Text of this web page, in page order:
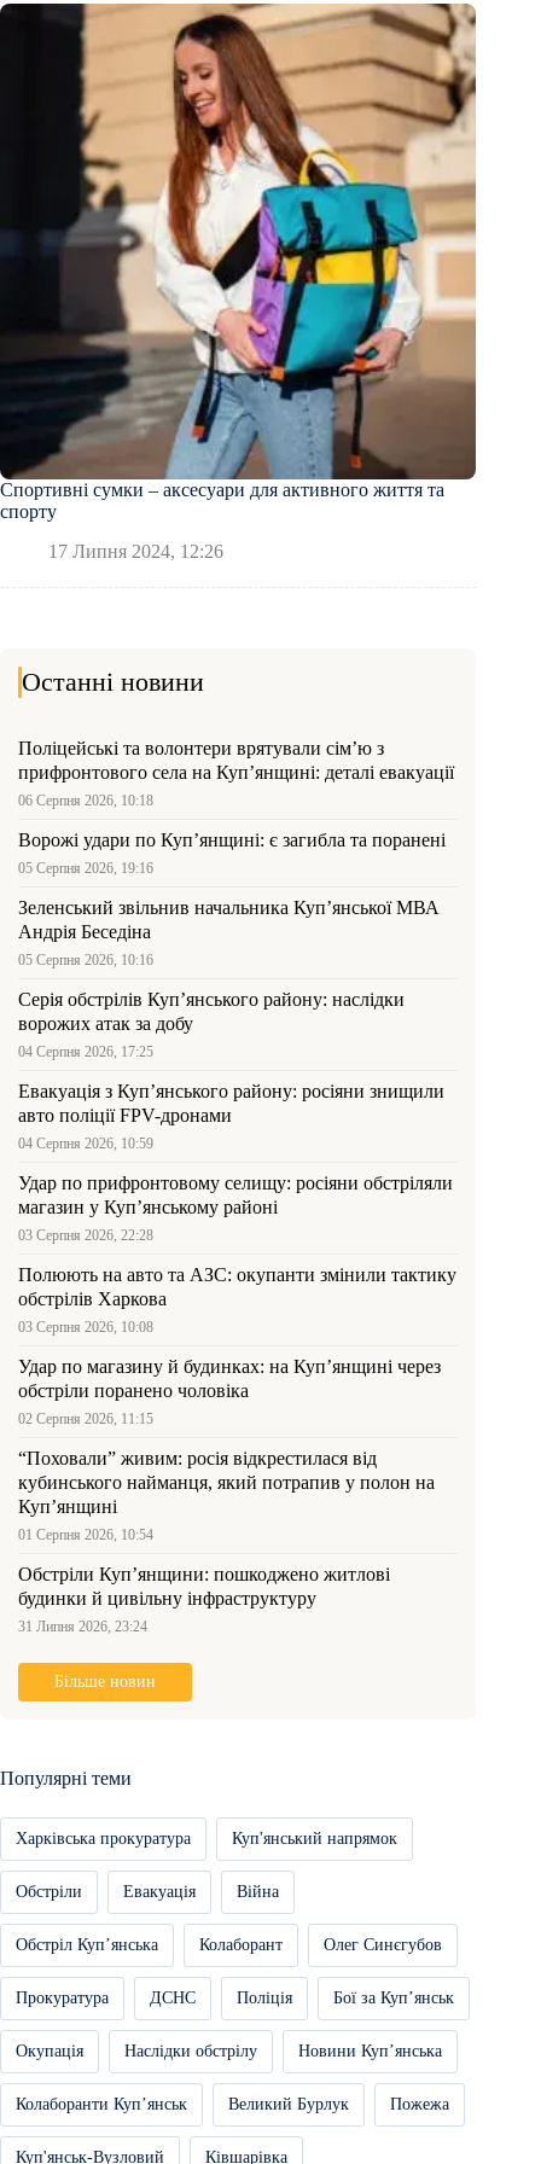
Спортивні сумки – аксесуари для активного життя та
спорту
17 Липня 2024, 12:26
Останні новини
Поліцейські та волонтери врятували сім’ю з
прифронтового села на Куп’янщині: деталі евакуації
06 Серпня 2026, 10:18
Ворожі удари по Куп’янщині: є загибла та поранені
05 Серпня 2026, 19:16
Зеленський звільнив начальника Купʼянської МВА
Андрія Беседіна
05 Серпня 2026, 10:16
Серія обстрілів Куп’янського району: наслідки
ворожих атак за добу
04 Серпня 2026, 17:25
Евакуація з Куп’янського району: росіяни знищили
авто поліції FPV-дронами
04 Серпня 2026, 10:59
Удар по прифронтовому селищу: росіяни обстріляли
магазин у Куп’янському районі
03 Серпня 2026, 22:28
Полюють на авто та АЗС: окупанти змінили тактику
обстрілів Харкова
03 Серпня 2026, 10:08
Удар по магазину й будинках: на Куп’янщині через
обстріли поранено чоловіка
02 Серпня 2026, 11:15
“Поховали” живим: росія відкрестилася від
кубинського найманця, який потрапив у полон на
Куп’янщині
01 Серпня 2026, 10:54
Обстріли Куп’янщини: пошкоджено житлові
будинки й цивільну інфраструктуру
31 Липня 2026, 23:24
Більше новин
Популярні теми
Харківська прокуратура Куп'янський напрямок
Обстріли Евакуація Війна
Обстріл Купʼянська Колаборант Олег Синєгубов
Прокуратура ДСНС Поліція Бої за Купʼянськ
Окупація Наслідки обстрілу Новини Купʼянська
Колаборанти Купʼянськ Великий Бурлук Пожежа
Куп'янськ-Вузловий Ківшарівка